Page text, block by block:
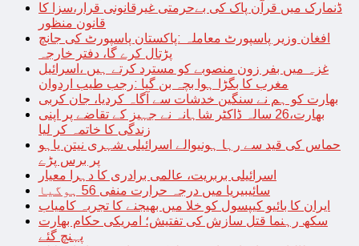
ڈنمارک میں قرآن پاک کی بےحرمتی غیرقانونی قرار،سزا کا
قانون منظور
افغان وزیر پاسپورٹ معاملہ :پاکستان پاسپورٹ کی جانچ
پڑتال کرے گا، دفتر خارجہ
غزہ میں بفر زون منصوبے کو مسترد کرتے ہیں ،اسرائیل
مغرب کا بگڑا ہوا بچہ بن گیا :رجب طیب اردوان
بھارت کو ہم نے سنگین خدشات سے آگاہ کردیا، جان کربی
بھارت،26 سالہ ڈاکٹر شاہانہ نے جہیز کے تقاضے پر اپنی
زندگی کا خاتمہ کر لیا
حماس کی قید سے رہا ہونیوالے اسرائیلی شہری نیتن یاہو
پر برس پڑے
اسرائیلی بربریت، عالمی برادری کا دہرا معیار
سائیبیریا میں درجہ حرارت منفی 56 ہوگیا
ایران کا بائیو کیپسول کو خلا میں بھیجنے کا تجربہ کامیاب
سکھ رہنما قتل سازش کی تفتیش؛ امریکی حکام بھارت
پہنچ گئے